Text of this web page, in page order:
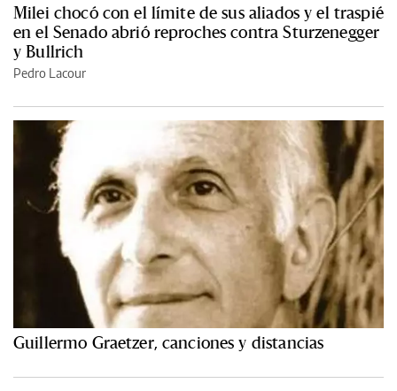
Milei chocó con el límite de sus aliados y el traspié
en el Senado abrió reproches contra Sturzenegger
y Bullrich
Pedro Lacour
Guillermo Graetzer, canciones y distancias